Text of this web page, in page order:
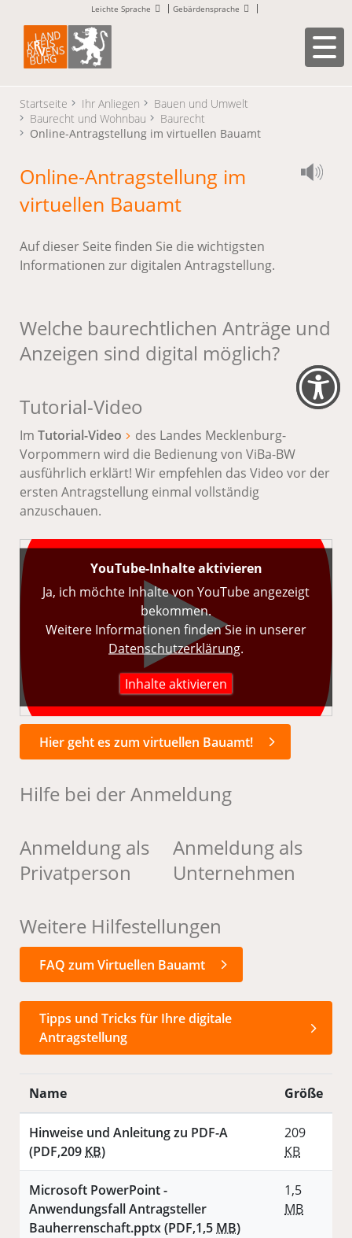
Leichte Sprache Gebärdensprache
Startseite Ihr Anliegen
Bauen und Umwelt
Baurecht und Wohnbau
Baurecht
Online-Antragstellung im virtuellen Bauamt
Online-Antragstellung im
virtuellen Bauamt
Auf dieser Seite finden Sie die wichtigsten
Informationen zur digitalen Antragstellung.
Welche baurechtlichen Anträge und
Anzeigen sind digital möglich?
Tutorial-Video
Im Tutorial-Video
des Landes Mecklenburg-
Vorpommern wird die Bedienung von ViBa-BW
ausführlich erklärt! Wir empfehlen das Video vor der
ersten Antragstellung einmal vollständig
anzuschauen.
YouTube-Inhalte aktivieren
Ja, ich möchte Inhalte von YouTube angezeigt
bekommen.
Weitere Informationen finden Sie in unserer
Datenschutz­erklärung.
Inhalte aktivieren
Hier geht es zum virtuellen Bauamt!
Hilfe bei der Anmeldung
Anmeldung als
Privatperson
Anmeldung als
Unternehmen
Weitere Hilfestellungen
FAQ zum Virtuellen Bauamt
Tipps und Tricks für Ihre digitale
Antragstellung
Name Größe
Hinweise und Anleitung zu PDF-A
(PDF,209KB)
209
KB
Microsoft PowerPoint -
Anwendungsfall Antragsteller
Bauherrenschaft.pptx(PDF,1,5MB)
1,5
MB